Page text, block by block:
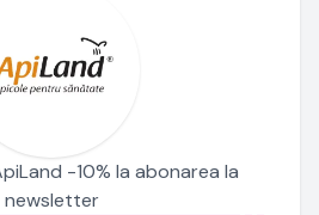
-10% la abonarea la
newsletter